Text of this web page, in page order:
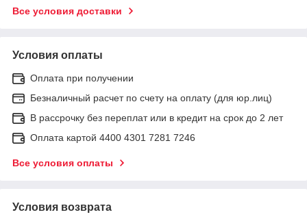
Все условия доставки
Условия оплаты
Оплата при получении
Безналичный расчет по счету на оплату (для юр.лиц)
В рассрочку без переплат или в кредит на срок до 2 лет
Оплата картой 4400 4301 7281 7246
Все условия оплаты
Условия возврата